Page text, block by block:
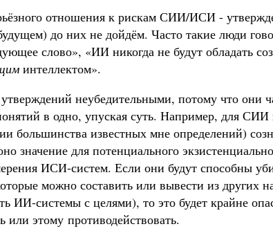
отношения к рискам СИИ/ИСИ -
до них не дойдём. Часто такие люди
слово», «ИИ никогда не будут обладать
интеллектом».
неубедительными, потому что они
в одно, упуская суть. Например, для
большинства известных мне определений)
значение для потенциального
ИСИ-систем. Если они будут способны
можно составить или вывести из других
ИИ-системы с целями), то это будет крайне
или этому противодействовать.